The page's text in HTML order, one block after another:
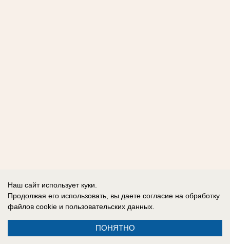
Наш сайт использует куки.
Продолжая его использовать, вы даете согласие на обработку
файлов cookie и пользовательских данных.
ПОНЯТНО